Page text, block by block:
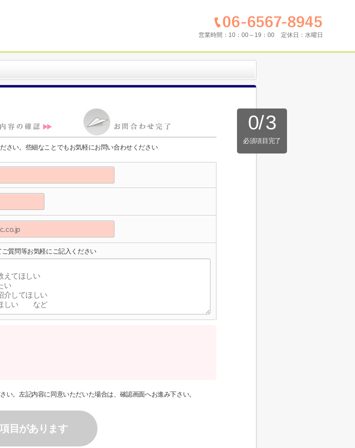
営業時間： 10：00～19：00 定休日： 水曜日
0/3
必須項目完了
さい。些細なことでもお気軽にお問い合わせください
質問等お気軽にご記入ください
い。左記内容に同意いただいた場合は、確認画面へお進み下さい。
目があります